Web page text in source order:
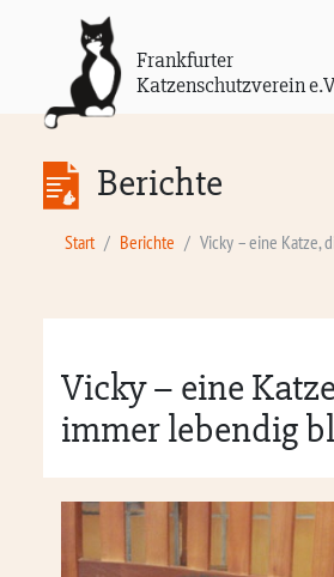
Frankfurter
Katzenschutzverein
Berichte
Start Berichte Vicky – eine Katze,
Vicky – eine
immer lebendig